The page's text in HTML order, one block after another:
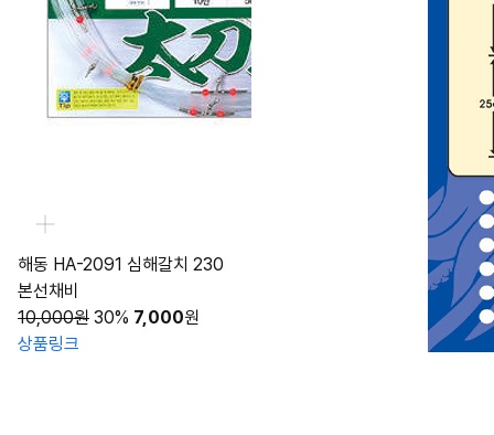
해동 HA-2091 심해갈치 230
본선채비
10,000원 30% 7,000원
상품링크